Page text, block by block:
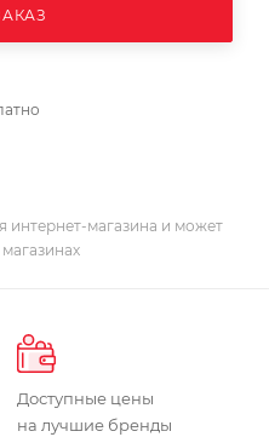
интернет-магазина и может
Доступные цены
на лучшие бренды